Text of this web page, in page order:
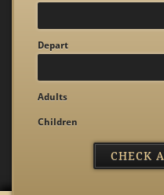
Depart
Adults
Children